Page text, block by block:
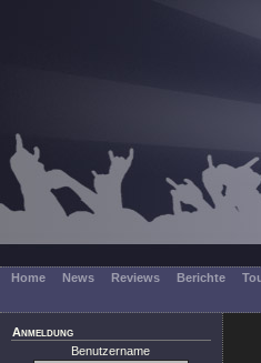
Home News Reviews Berichte
Anmeldung
Benutzername